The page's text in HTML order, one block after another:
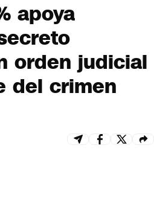
apoya
orden judicial
del crimen